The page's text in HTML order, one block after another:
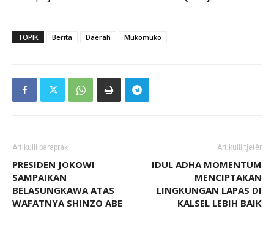
TOPIK Berita Daerah Mukomuko
Artikulli paraprak
PRESIDEN JOKOWI
SAMPAIKAN
BELASUNGKAWA ATAS
WAFATNYA SHINZO ABE
Artikulli tjetër
IDUL ADHA MOMENTUM
MENCIPTAKAN
LINGKUNGAN LAPAS DI
KALSEL LEBIH BAIK